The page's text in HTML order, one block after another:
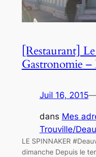
[Restaurant]
Gastronomie
Juil 16, 2015
dans Mes
Trouville/
LE SPINNAKER
dimanche Depuis le